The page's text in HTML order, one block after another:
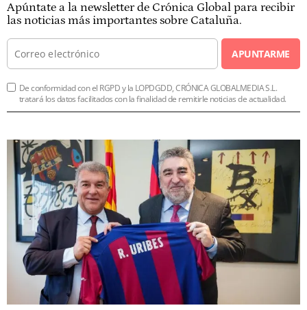
Apúntate a la newsletter de Crónica Global para recibir
las noticias más importantes sobre Cataluña.
APUNTARME
De conformidad con el RGPD y la LOPDGDD, CRÓNICA GLOBALMEDIA S.L.
tratará los datos facilitados con la finalidad de remitirle noticias de actualidad.